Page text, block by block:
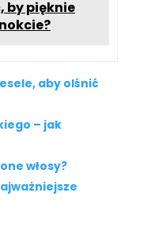
by pięknie
aby olśnić
– jak
włosy?